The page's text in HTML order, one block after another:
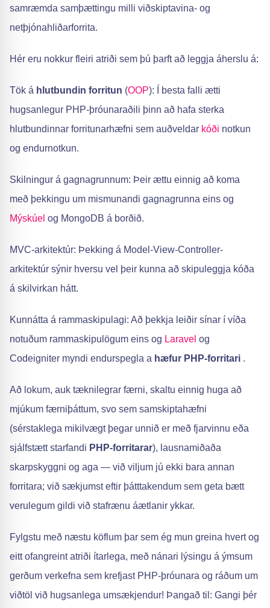
samræmda samþættingu milli viðskiptavina- og
netþjónahliðarforrita.
Hér eru nokkur fleiri atriði sem þú þarft að leggja áherslu á:
Tök á hlutbundin forritun (OOP): Í besta falli ætti
hugsanlegur PHP-þróunaraðili þinn að hafa sterka
hlutbundinnar forritunarhæfni sem auðveldar kóði notkun
og endurnotkun.
Skilningur á gagnagrunnum: Þeir ættu einnig að koma
með þekkingu um mismunandi gagnagrunna eins og
Mýskúel og MongoDB á borðið.
MVC-arkitektúr: Þekking á Model-View-Controller-
arkitektúr sýnir hversu vel þeir kunna að skipuleggja kóða
á skilvirkan hátt.
Kunnátta á rammaskipulagi: Að þekkja leiðir sínar í víða
notuðum rammaskipulögum eins og Laravel og
Codeigniter myndi endurspegla a hæfur PHP-forritari .
Að lokum, auk tæknilegrar færni, skaltu einnig huga að
mjúkum færniþáttum, svo sem samskiptahæfni
(sérstaklega mikilvægt þegar unnið er með fjarvinnu eða
sjálfstætt starfandi PHP-forritarar), lausnamiðaða
skarpskyggni og aga — við viljum jú ekki bara annan
forritara; við sækjumst eftir þátttakendum sem geta bætt
verulegum gildi við stafrænu áætlanir ykkar.
Fylgstu með næstu köflum þar sem ég mun greina hvert og
eitt ofangreint atriði ítarlega, með nánari lýsingu á ýmsum
gerðum verkefna sem krefjast PHP-þróunara og ráðum um
viðtöl við hugsanlega umsækjendur! Þangað til: Gangi þér